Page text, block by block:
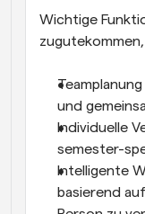
Wichtige
und
Individuelle
semester-
Intelligente
basierend